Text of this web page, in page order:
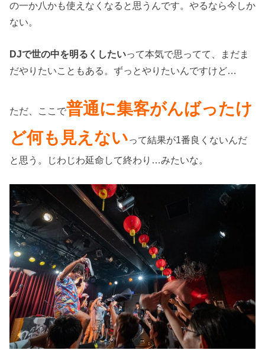
の一か八かも使えなくなると思うんです。やるなら今しか
ない。
DJで世の中を明るくしたいって本気で思ってて、まだま
だやりたいこともある。ずっとやりたいんですけど…
ただ、ここで普通に集客がんばったけ
ど何も見えないって結果が1番良くないんだ
と思う。じわじわ延命して終わり…みたいな。